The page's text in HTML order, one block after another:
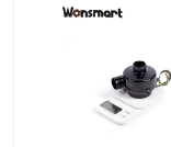
Poproś o wycenę
Przemysłowe